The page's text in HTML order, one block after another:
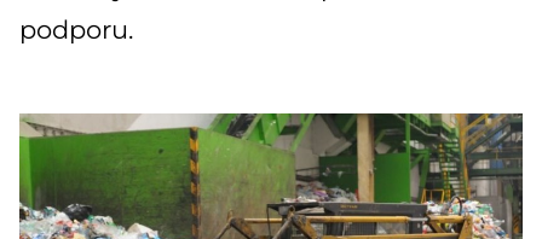
podporu.